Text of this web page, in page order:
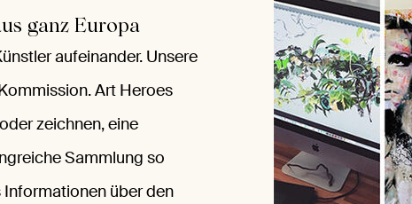
ganz Europa
aufeinander. Unsere
Art Heroes
zeichnen, eine
Sammlung so
über den